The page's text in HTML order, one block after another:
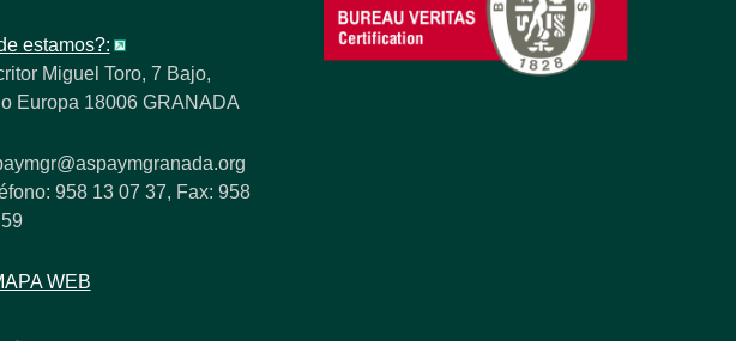
estamos?:
Miguel Toro, 7 Bajo,
Europa 18006 GRANADA
958 13 07 37, Fax: 958
WEB